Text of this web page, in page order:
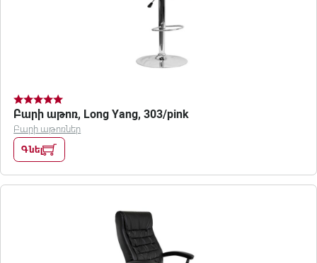
Բարի աթոռ, Long Yang, 303/pink
Բարի աթոռներ
Գնել